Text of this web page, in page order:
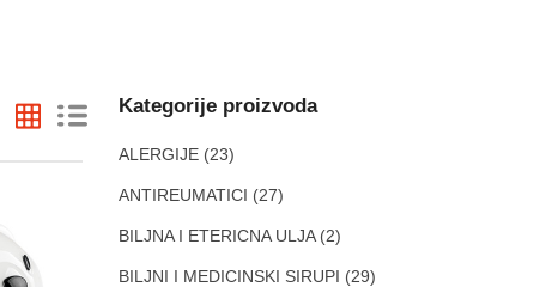
Kategorije proizvoda
ALERGIJE (23)
ANTIREUMATICI (27)
BILJNA I ETERICNA ULJA (2)
BILJNI I MEDICINSKI SIRUPI (29)